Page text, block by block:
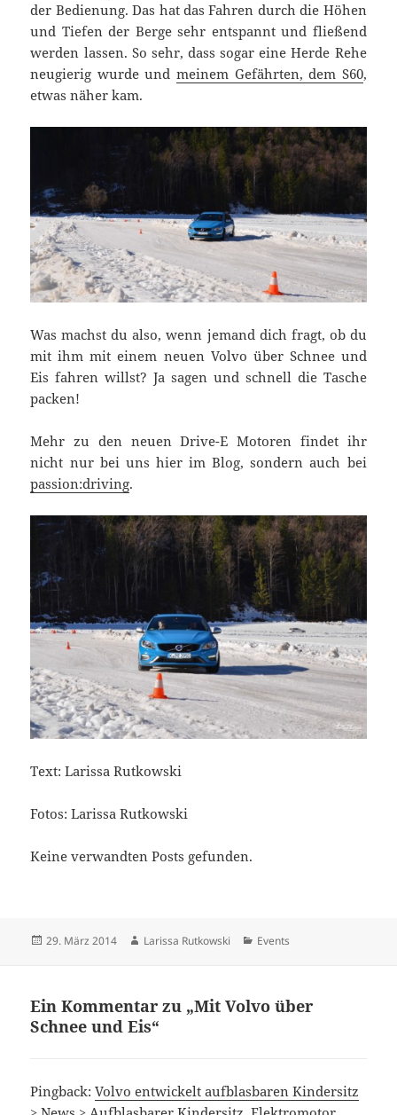
der Bedienung. Das hat das Fahren durch die Höhen
und Tiefen der Berge sehr entspannt und fließend
werden lassen. So sehr, dass sogar eine Herde Rehe
neugierig wurde und meinem Gefährten, dem S60,
etwas näher kam.
Was machst du also, wenn jemand dich fragt, ob du
mit ihm mit einem neuen Volvo über Schnee und
Eis fahren willst? Ja sagen und schnell die Tasche
packen!
Mehr zu den neuen Drive-E Motoren findet ihr
nicht nur bei uns hier im Blog, sondern auch bei
passion:driving.
Text: Larissa Rutkowski
Fotos: Larissa Rutkowski
Keine verwandten Posts gefunden.
Veröffentlicht
29. März 2014 Autor
Larissa Rutkowski Kategorien
Events
Ein Kommentar zu „Mit Volvo über
Schnee und Eis“
Pingback:Volvo entwickelt aufblasbaren Kindersitz